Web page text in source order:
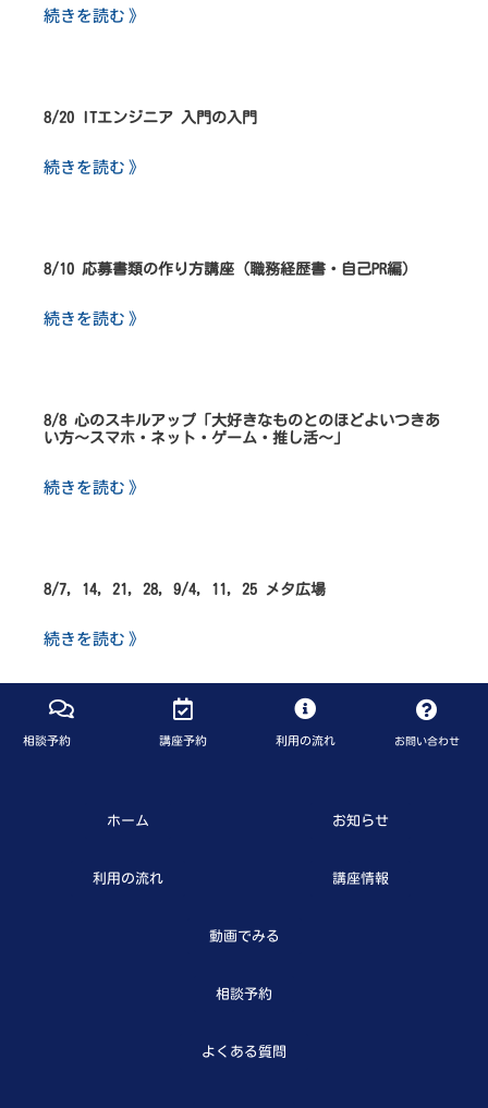
続きを読む 》
8/20 ITエンジニア 入門の入門
続きを読む 》
8/10 応募書類の作り方講座（職務経歴書・自己PR編）
続きを読む 》
8/8 心のスキルアップ「大好きなものとのほどよいつきあ
い方～スマホ・ネット・ゲーム・推し活～」
続きを読む 》
8/7, 14, 21, 28, 9/4, 11, 25 メタ広場
続きを読む 》
相談予約 講座予約 利用の流れ お問い合わせ
ホーム お知らせ
利用の流れ 講座情報
動画でみる
相談予約
よくある質問